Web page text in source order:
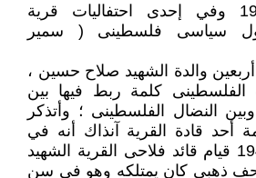
فى شهر نوفمبر1967 وفي إحدى احتفاليات قرية
سياسى فلسطينى ( سمير
والدة الشهيد صلاح حسين ،
الفلسطينى كلمة ربط فيها بين
النضال الفلسطينى ؛ وأتذكر
أحد قادة القرية آنذاك أنه في
الأيام الأولى لحرب1948 قيام قائد فلاحى القرية الشهيد
ذهبي كان يمتلكه وهو في سن